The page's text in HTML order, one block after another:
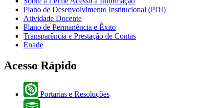
Plano de Desenvolvimento Institucional (PDI)
Atividade Docente
Plano de Permanência e Êxito
Transparência e Prestação de Contas
Enade
Acesso Rápido
Portarias e Resoluções